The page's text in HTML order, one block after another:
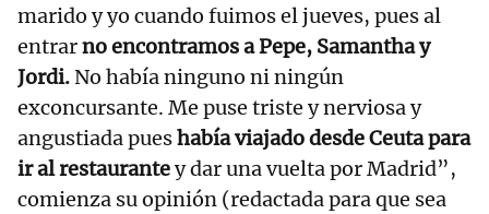
marido y yo cuando fuimos el jueves, pues al
entrarno encontramos a Pepe, Samantha y
Jordi. No había ninguno ni ningún
exconcursante. Me puse triste y nerviosa y
angustiada pueshabía viajado desde Ceuta para
ir al restaurantey dar una vuelta por Madrid”,
comienza su opinión (redactada para que sea